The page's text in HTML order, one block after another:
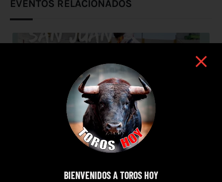
EVENTOS RELACIONADOS
BIENVENIDOS A TOROS HOY